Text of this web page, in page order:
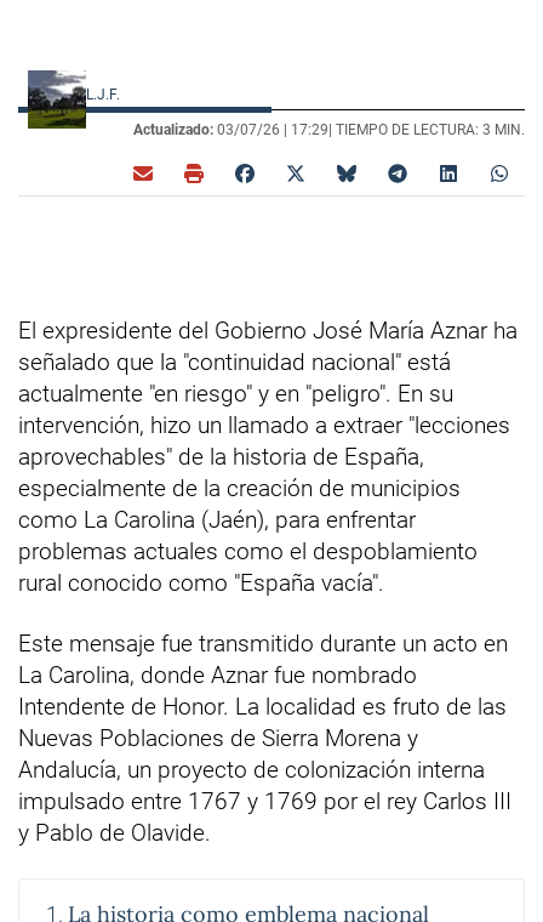
L.J.F.
Actualizado: 03/07/26 | 17:29| TIEMPO DE LECTURA: 3 MIN.
El expresidente del Gobierno José María Aznar ha
señalado que la "continuidad nacional" está
actualmente "en riesgo" y en "peligro". En su
intervención, hizo un llamado a extraer "lecciones
aprovechables" de la historia de España,
especialmente de la creación de municipios
como La Carolina (Jaén), para enfrentar
problemas actuales como el despoblamiento
rural conocido como "España vacía".
Este mensaje fue transmitido durante un acto en
La Carolina, donde Aznar fue nombrado
Intendente de Honor. La localidad es fruto de las
Nuevas Poblaciones de Sierra Morena y
Andalucía, un proyecto de colonización interna
impulsado entre 1767 y 1769 por el rey Carlos III
y Pablo de Olavide.
La historia como emblema nacional